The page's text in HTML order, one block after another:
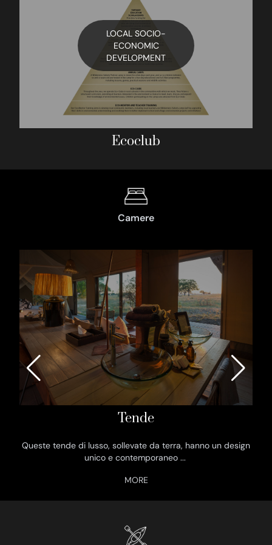
LOCAL SOCIO-
ECONOMIC
DEVELOPMENT
Ecoclub
Camere
Tende
Queste tende di lusso, sollevate da terra, hanno un design
unico e contemporaneo...